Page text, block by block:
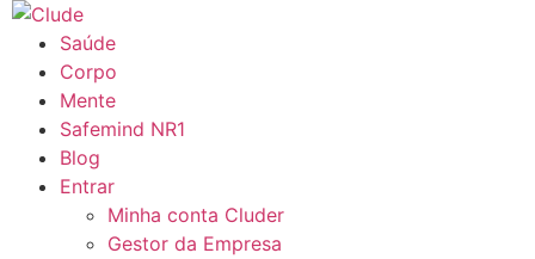
conteúdo
Saúde
Corpo
Mente
Safemind NR1
Blog
Entrar
Minha conta Cluder
Gestor da Empresa